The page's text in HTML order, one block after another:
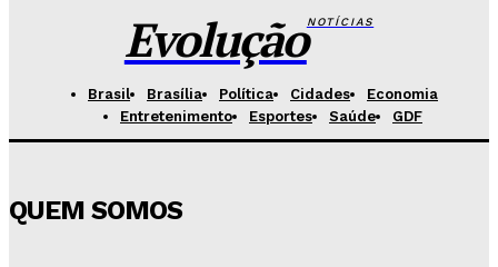
EvoluçãoNOTÍCIAS
Brasil Brasília Política Cidades
Economia
Entretenimento
Esportes Saúde GDF
QUEM SOMOS